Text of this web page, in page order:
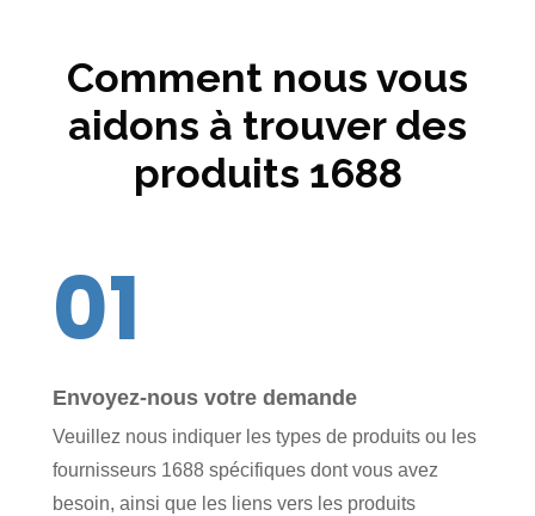
Comment nous vous
aidons à trouver des
produits 1688
01
Envoyez-nous votre demande
Veuillez nous indiquer les types de produits ou les
fournisseurs 1688 spécifiques dont vous avez
besoin, ainsi que les liens vers les produits